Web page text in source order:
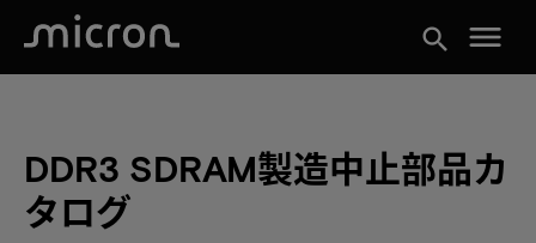
search menu
DDR3 SDRAM製造中止部品カ
タログ